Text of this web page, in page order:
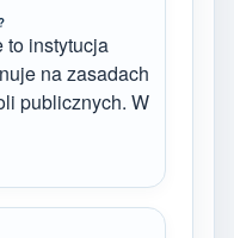
to instytucja
na zasadach
publicznych. W